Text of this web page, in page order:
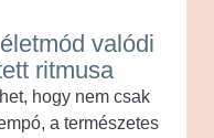
valódi
ritmusa
hogy nem csak
a természetes